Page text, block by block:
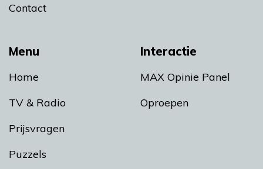
Menu
Home
TV & Radio
Prijsvragen
Puzzels
Interactie
MAX Opinie Panel
Oproepen
Contact